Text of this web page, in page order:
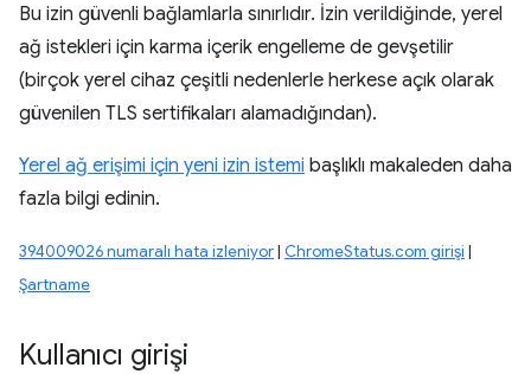
Bu izin güvenli bağlamlarla sınırlıdır. İzin verildiğinde, yerel
ağ istekleri için karma içerik engelleme de gevşetilir
(birçok yerel cihaz çeşitli nedenlerle herkese açık olarak
güvenilen TLS sertifikaları alamadığından).
Yerel ağ erişimi için yeni izin istemi başlıklı makaleden daha
fazla bilgi edinin.
394009026 numaralı hata izleniyor| ChromeStatus.com girişi |
Şartname
Kullanıcı girişi